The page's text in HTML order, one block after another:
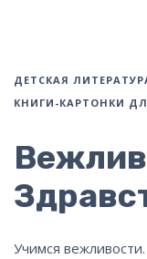
ДЕТСКАЯ
КНИГИ-КАРТОНКИ
Учимся